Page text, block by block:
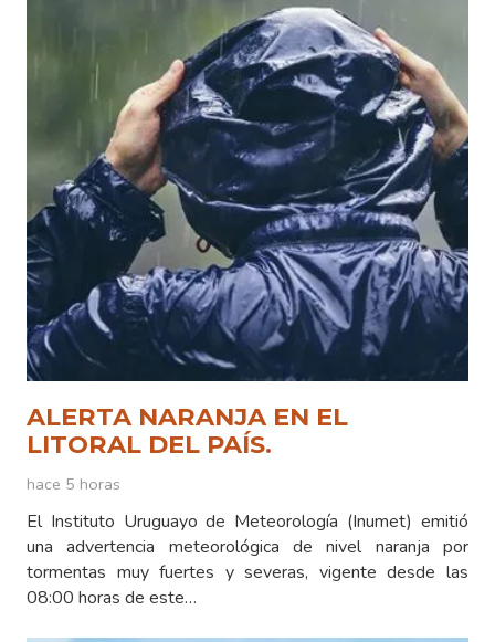
ALERTA NARANJA EN EL
LITORAL DEL PAÍS.
hace 5 horas
El Instituto Uruguayo de Meteorología (Inumet) emitió
una advertencia meteorológica de nivel naranja por
tormentas muy fuertes y severas, vigente desde las
08:00 horas de este…